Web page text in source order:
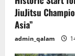
JiuJitsu
Asia”
admin_qalam